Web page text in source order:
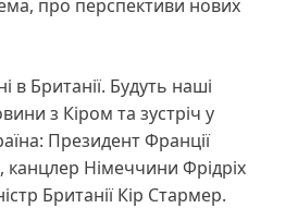
про перспективи нових
в Британії. Будуть наші
з Кіром та зустріч у
Президент Франції
Німеччини Фрідріх
Британії Кір Стармер.